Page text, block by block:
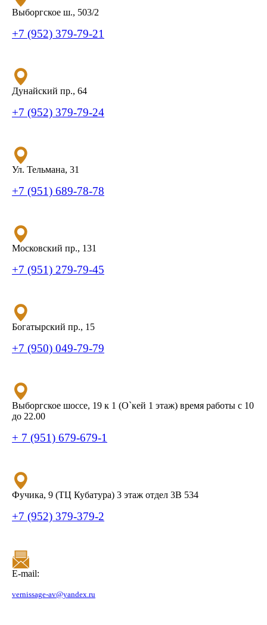
Выборгское ш., 503/2
+7 (952) 379-79-21
Дунайский пр., 64
+7 (952) 379-79-24
Ул. Тельмана, 31
+7 (951) 689-78-78
Московский пр., 131
+7 (951) 279-79-45
Богатырский пр., 15
+7 (950) 049-79-79
Выборгское шоссе, 19 к 1 (О`кей 1 этаж) время работы с 10
до 22.00
+ 7 (951) 679-679-1
Фучика, 9 (ТЦ Кубатура) 3 этаж отдел 3В 534
+7 (952) 379-379-2
E-mail:
vernissage-av@yandex.ru